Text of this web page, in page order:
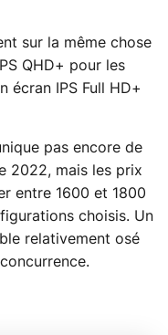
sur la même chose
QHD+ pour les
écran IPS Full HD+
pas encore de
2022, mais les prix
entre 1600 et 1800
choisis. Un
relativement osé